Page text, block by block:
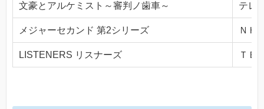
文豪とアルケミスト～審判ノ歯車～ テレ
メジャーセカンド 第2シリーズ ＮＨ
LISTENERS リスナーズ ＴＢ